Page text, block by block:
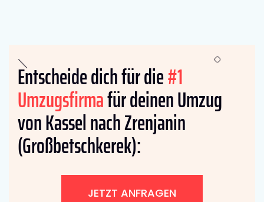
Entscheide dich für die#1
Umzugsfirmafür deinen Umzug
von Kassel nach Zrenjanin
(Großbetschkerek):
JETZT ANFRAGEN